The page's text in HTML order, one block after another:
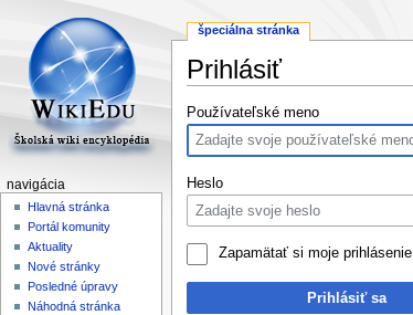
Prihlásiť
Skočit
na
navigaci
Skočit
na
vyhledávání
Používateľské meno
Heslo
Zapamätať si moje prihlásenie
Prihlásiť sa
špeciálna stránka
navigácia
Hlavná stránka
Portál komunity
Aktuality
Nové stránky
Posledné úpravy
Náhodná stránka